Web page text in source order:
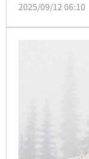
與幼年鹹水鱷，
直指其行為是虐
達人「史帝夫
強執法，保護
2025/09/12 06:10